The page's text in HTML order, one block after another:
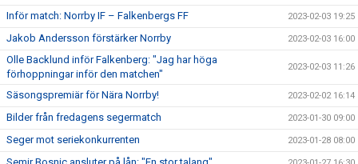
Inför match: Norrby IF – Falkenbergs FF 2023-02-03 19:25
Jakob Andersson förstärker Norrby 2023-02-03 16:00
Olle Backlund inför Falkenberg: "Jag har höga
förhoppningar inför den matchen"
2023-02-03 11:26
Säsongspremiär för Nära Norrby! 2023-02-02 16:14
Bilder från fredagens segermatch 2023-01-30 09:00
Seger mot seriekonkurrenten 2023-01-28 08:00